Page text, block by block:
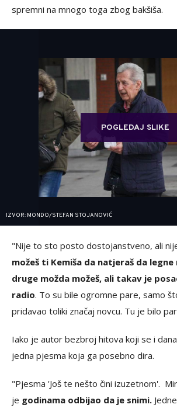
spremni na mnogo toga zbog bakšiša.
POGLEDAJ SLIKE
IZVOR: MONDO/STEFAN STOJANOVIĆ
"Nije to sto posto dostojanstveno, ali
možeš ti Kemiša da natjeraš da legne
druge možda možeš, ali takav je
radio. To su bile ogromne pare, samo
pridavao toliki značaj novcu. Tu je bilo
Iako je autor bezbroj hitova koji se i
jedna pjesma koja ga posebno dira.
"Pjesma 'Još te nešto čini izuzetnom'.
je godinama odbijao da je snimi.